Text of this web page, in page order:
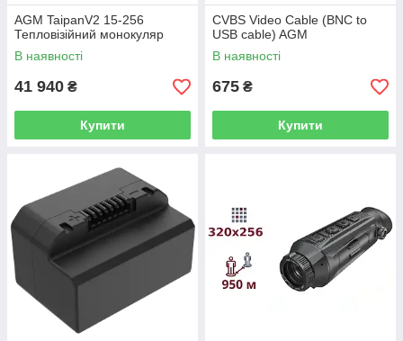
AGM TaipanV2 15-256
Тепловізійний монокуляр
В наявності
41 940 ₴
Купити
CVBS Video Cable (BNC to
USB cable) AGM
В наявності
675 ₴
Купити